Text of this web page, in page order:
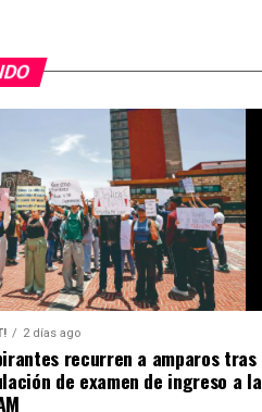
2 días ago
recurren a amparos tras
de examen de ingreso a la